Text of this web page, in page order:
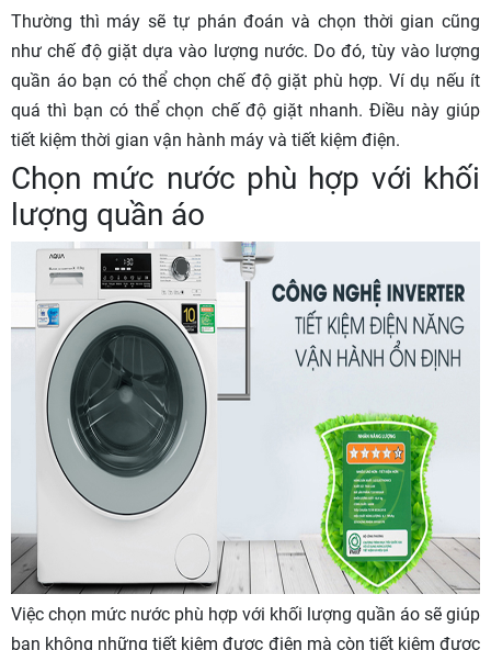
Thường thì máy sẽ tự phán đoán và chọn thời gian cũng
như chế độ giặt dựa vào lượng nước. Do đó, tùy vào lượng
quần áo bạn có thể chọn chế độ giặt phù hợp. Ví dụ nếu ít
quá thì bạn có thể chọn chế độ giặt nhanh. Điều này giúp
tiết kiệm thời gian vận hành máy và tiết kiệm điện.
Chọn mức nước phù hợp với khối
lượng quần áo
Việc chọn mức nước phù hợp với khối lượng quần áo sẽ giúp
bạn không những tiết kiệm được điện mà còn tiết kiệm được